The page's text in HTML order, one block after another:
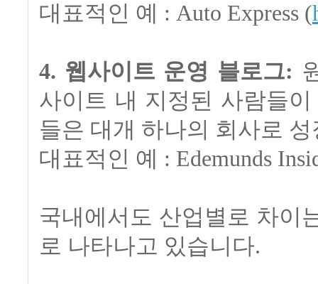
대표적인 예 : Auto Express (
4. 웹사이트 운영 블로그:
사이트 내 지정된 사람들
들은 대개 하나의 회사로
대표적인 예 : Edemunds
국내에서도 산업별로 차이
로 나타나고 있습니다.